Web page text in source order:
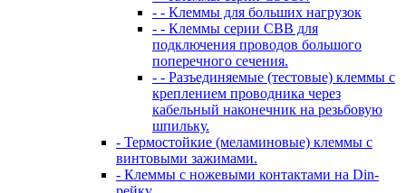
- - Клеммы для больших нагрузок
- - Клеммы серии CBB для
подключения проводов большого
поперечного сечения.
- - Разъединяемые (тестовые) клеммы с
креплением проводника через
кабельный наконечник на резьбовую
шпильку.
- Термостойкие (меламиновые) клеммы с
винтовыми зажимами.
- Клеммы с ножевыми контактами на Din-